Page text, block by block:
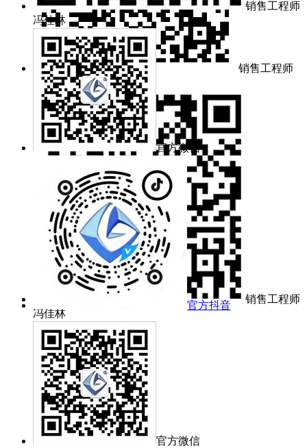
销售工程师
冯佳林
官方微信
官方抖音
销售工程师
余梦洁
销售工程师
冯佳林
官方微信